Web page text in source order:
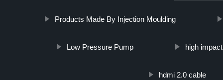
Products Made By Injection Moulding
Low Pressure Pump high
hdmi 2.0 cable